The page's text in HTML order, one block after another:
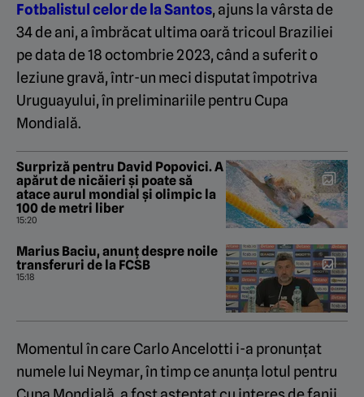
Fotbalistul celor de la Santos, ajuns la vârsta de
34 de ani, a îmbrăcat ultima oară tricoul Braziliei
pe data de 18 octombrie 2023, când a suferit o
leziune gravă, într-un meci disputat împotriva
Uruguayului, în preliminariile pentru Cupa
Mondială.
Surpriză pentru David Popovici. A
apărut de nicăieri și poate să
atace aurul mondial și olimpic la
100 de metri liber
15:20
Marius Baciu, anunț despre noile
transferuri de la FCSB
15:18
Momentul în care Carlo Ancelotti i-a pronunțat
numele lui Neymar, în timp ce anunța lotul pentru